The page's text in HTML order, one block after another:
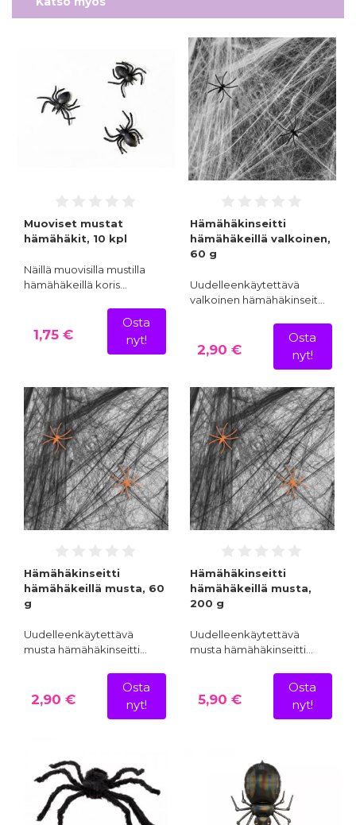
Muoviset mustat
hämähäkit, 10 kpl
Näillä muovisilla mustilla
hämähäkeillä koris…
1,75 €
Osta
nyt!
Hämähäkinseitti
hämähäkeillä valkoinen,
60 g
Uudelleenkäytettävä
valkoinen hämähäkinseit…
2,90 €
Osta
nyt!
Hämähäkinseitti
hämähäkeillä musta, 60
g
Uudelleenkäytettävä
musta hämähäkinseitti…
2,90 €
Osta
nyt!
Hämähäkinseitti
hämähäkeillä musta,
200 g
Uudelleenkäytettävä
musta hämähäkinseitti…
5,90 €
Osta
nyt!